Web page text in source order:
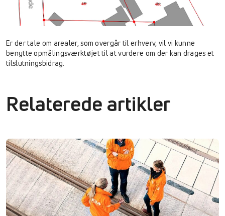
Er der tale om arealer, som overgår til erhverv, vil vi kunne
benytte opmålingsværktøjet til at vurdere om der kan drages et
tilslutningsbidrag.
Relaterede artikler